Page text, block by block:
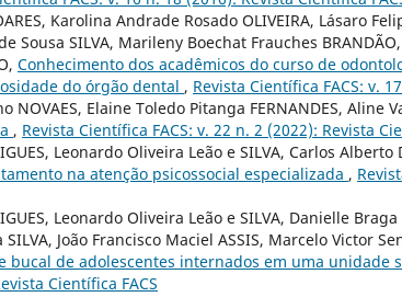
Karolina Andrade Rosado OLIVEIRA, Lásaro
Sousa SILVA, Marileny Boechat Frauches
Conhecimento dos acadêmicos do curso de
do órgão dental , Revista Científica FACS: v.
NOVAES, Elaine Toledo Pitanga FERNANDES, Aline
, Revista Científica FACS: v. 22 n. 2 (2022): Revista
Leonardo Oliveira Leão e SILVA, Carlos Alberto
na atenção psicossocial especializada ,
Leonardo Oliveira Leão e SILVA, Danielle
João Francisco Maciel ASSIS, Marcelo Victor
bucal de adolescentes internados em uma unidade
Científica FACS